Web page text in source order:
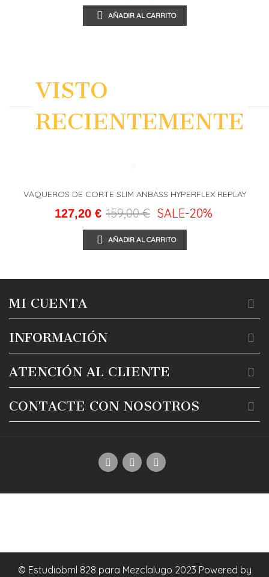
AÑADIR AL CARRITO
VISTO
RECIENTEMENTE
VAQUEROS DE CORTE SLIM ANBASS HYPERFLEX REPLAY
127,20 € 159,00 € SALE-20%
AÑADIR AL CARRITO
MI CUENTA
INFORMACIÓN
ATENCIÓN AL CLIENTE
CONTACTE CON NOSOTROS
© Estudiobml 828 para Mezclalugo 2023 Powered by